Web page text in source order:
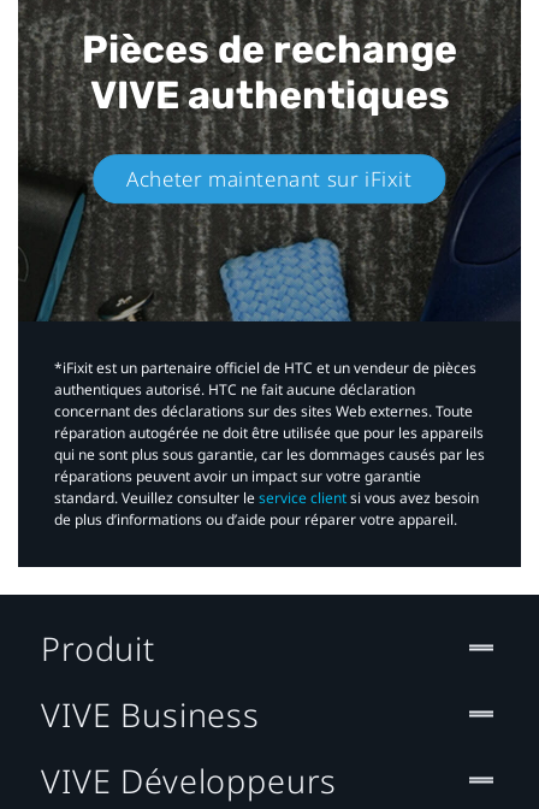
Pièces de rechange
VIVE authentiques​
Acheter maintenant sur iFixit​
*iFixit est un partenaire officiel de HTC et un vendeur de pièces
authentiques autorisé. HTC ne fait aucune déclaration
concernant des déclarations sur des sites Web externes. Toute
réparation autogérée ne doit être utilisée que pour les appareils
qui ne sont plus sous garantie, car les dommages causés par les
réparations peuvent avoir un impact sur votre garantie
standard. Veuillez consulter leservice clientsi vous avez besoin
de plus d’informations ou d’aide pour réparer votre appareil.​
Produit
VIVE Business
VIVE Développeurs